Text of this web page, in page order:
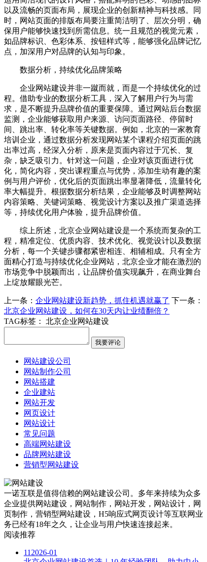
以及流畅的页面布局，展现企业的创新精神与科技感。同
时，网站页面的排版布局要注重简洁明了、层次分明，确
保用户能够快速找到所需信息。统一且规范的视觉元素，
如品牌标识、色彩体系、按钮样式等，能够强化品牌记忆
点，加深用户对品牌的认知与印象。
数据分析，持续优化品牌策略
企业网站建设并非一蹴而就，而是一个持续优化的过
程。借助专业的数据分析工具，深入了解用户行为与需
求，是不断提升品牌价值的重要保障。通过网站后台数据
监测，企业能够获取用户来源、访问页面路径、停留时
间、跳出率、转化率等关键数据。例如，北京的一家教育
培训企业，通过数据分析发现网站某个课程介绍页面的跳
出率过高，经深入分析，原来是页面内容过于冗长、复
杂，缺乏吸引力。针对这一问题，企业对该页面进行优
化，简化内容，突出课程重点与优势，添加生动有趣的案
例与用户评价，优化后的页面跳出率显著降低，流量转化
率大幅提升。根据数据分析结果，企业能够及时调整网站
内容策略、关键词策略、视觉设计方案以及推广渠道选择
等，持续优化用户体验，提升品牌价值。
综上所述，北京企业网站建设是一个系统而复杂的工
程，精准定位、优质内容、技术优化、视觉设计以及数据
分析，每一个关键步骤都紧密相连、相辅相成。只有全方
面精心打造与持续优化企业网站，北京企业才能在激烈的
市场竞争中脱颖而出，让品牌价值实现飙升，在商业舞台
上绽放耀眼光芒。
上一条： 企业网站建设新趋势，抓住机遇就赢了 下一条：
北京企业网站建设，如何在30天内让业绩翻倍？
TAG标签：
北京企业网站建设
网站建设公司
网站制作公司
网站搭建
企业建站
网站开发
网页设计
网站设计
常见问题
高端网站建设
品牌网站建设
营销型网站建设
一诺互联是值得信赖的网站建设公司。多年来持续为众多
企业提供网站建设，网站制作，网站开发，网站设计，网
页制作，营销型网站建设，H5响应式网页设计等互联网业
务已经有18年之久，让企业与用户快速连接起来。
阅读推荐
11 2026-01